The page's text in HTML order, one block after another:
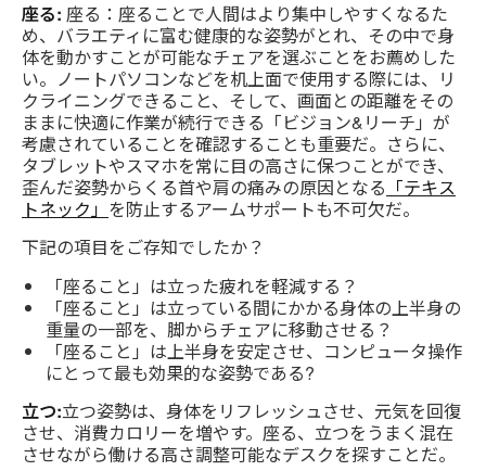
座る: 座る：座ることで人間はより集中しやすくなるた
め、バラエティに富む健康的な姿勢がとれ、その中で身
体を動かすことが可能なチェアを選ぶことをお薦めした
い。ノートパソコンなどを机上面で使用する際には、リ
クライニングできること、そして、画面との距離をその
ままに快適に作業が続行できる「ビジョン&リーチ」が
考慮されていることを確認することも重要だ。さらに、
タブレットやスマホを常に目の高さに保つことができ、
歪んだ姿勢からくる首や肩の痛みの原因となる 「テキス
トネック」 を防止するアームサポートも不可欠だ。
下記の項目をご存知でしたか？
「座ること」は立った疲れを軽減する？
「座ること」は立っている間にかかる身体の上半身の
重量の一部を、脚からチェアに移動させる？
「座ること」は上半身を安定させ、コンピュータ操作
にとって最も効果的な姿勢である?
立つ:立つ姿勢は、身体をリフレッシュさせ、元気を回復
させ、消費カロリーを増やす。座る、立つをうまく混在
させながら働ける高さ調整可能なデスクを探すことだ。